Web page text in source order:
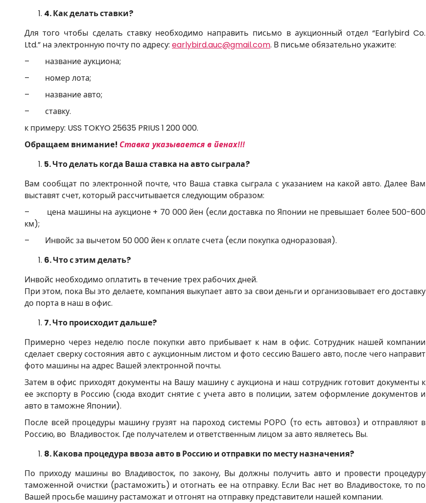
4.Как делать ставки?
Для того чтобы сделать ставку необходимо направить письмо в аукционный отдел “Earlybird Co.
Ltd.” на электронную почту по адресу: earlybird.auc@gmail.com. В письме обязательно укажите:
– название аукциона;
– номер лота;
– название авто;
– ставку.
к примеру: USS TOKYO 25635 PRIUS 1 200 000.
Обращаем внимание! Ставка указывается в йенах!!!
5.Что делать когда Ваша ставка на авто сыграла?
Вам сообщат по электронной почте, что Ваша ставка сыграла с указанием на какой авто. Далее Вам
выставят счет, который рассчитывается следующим образом:
– цена машины на аукционе + 70 000 йен (если доставка по Японии не превышает более 500-600
км);
– Инвойс за вычетом 50 000 йен к оплате счета (если покупка одноразовая).
6.Что с этим делать?
Инвойс необходимо оплатить в течение трех рабочих дней.
При этом, пока Вы это делаете, компания выкупает авто за свои деньги и организовывает его доставку
до порта в наш в офис.
7.Что происходит дальше?
Примерно через неделю после покупки авто прибывает к нам в офис. Сотрудник нашей компании
сделает сверку состояния авто с аукционным листом и фото сессию Вашего авто, после чего направит
фото машины на адрес Вашей электронной почты.
Затем в офис приходят документы на Вашу машину с аукциона и наш сотрудник готовит документы к
ее экспорту в Россию (сюда входит снятие с учета авто в полиции, затем оформление документов и
авто в таможне Японии).
После всей процедуры машину грузят на пароход системы РОРО (то есть автовоз) и отправляют в
Россию, во Владивосток. Где получателем и ответственным лицом за авто являетесь Вы.
8.Какова процедура ввоза авто в Россию и отправки по месту назначения?
По приходу машины во Владивосток, по закону, Вы должны получить авто и провести процедуру
таможенной очистки (растаможить) и отогнать ее на отправку. Если Вас нет во Владивостоке, то по
Вашей просьбе машину растаможат и отгонят на отправку представители нашей компании.